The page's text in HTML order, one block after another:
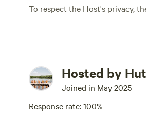
To respect the Host's privacy,
Hosted by
Joined in May 2025
Response rate: 100%